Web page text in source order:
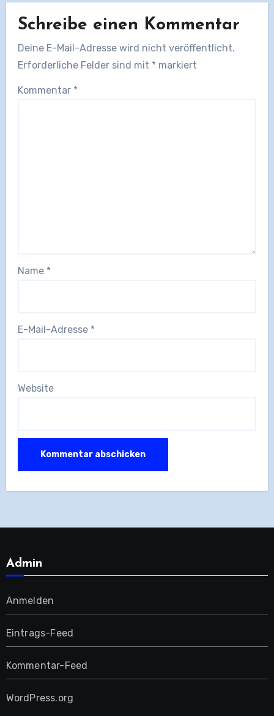
Schreibe einen Kommentar
Deine E-Mail-Adresse wird nicht veröffentlicht.
Erforderliche Felder sind mit * markiert
Kommentar *
Name *
E-Mail-Adresse *
Website
Admin
Anmelden
Eintrags-Feed
Kommentar-Feed
WordPress.org